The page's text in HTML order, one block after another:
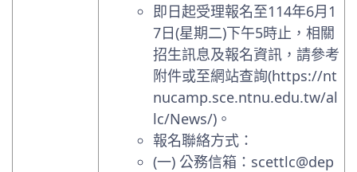
即日起受理報名至114年6月1
7日(星期二)下午5時止，相關
招生訊息及報名資訊，請參考
附件或至網站查詢(https://nt
nucamp.sce.ntnu.edu.tw/al
lc/News/)。
報名聯絡方式：
(一) 公務信箱： scettlc@dep